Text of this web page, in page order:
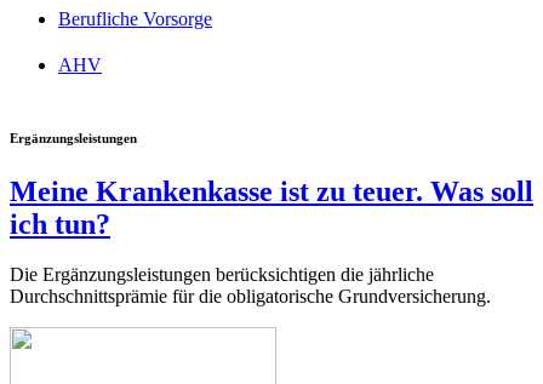
Berufliche Vorsorge
AHV
Ergänzungsleistungen
Meine Krankenkasse ist zu teuer. Was soll
ich tun?
Die Ergänzungsleistungen berücksichtigen die jährliche
Durchschnittsprämie für die obligatorische Grundversicherung.